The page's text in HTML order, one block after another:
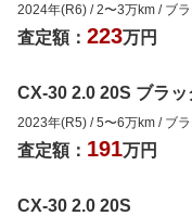
2024年(R6) /2〜3万km / ブ
査定額： 223万円
CX-30 2.0 20S ブラ
2023年(R5) /5〜6万km / ブ
査定額： 191万円
CX-30 2.0 20S